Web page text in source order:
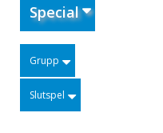
Special
Grupp
Slutspel